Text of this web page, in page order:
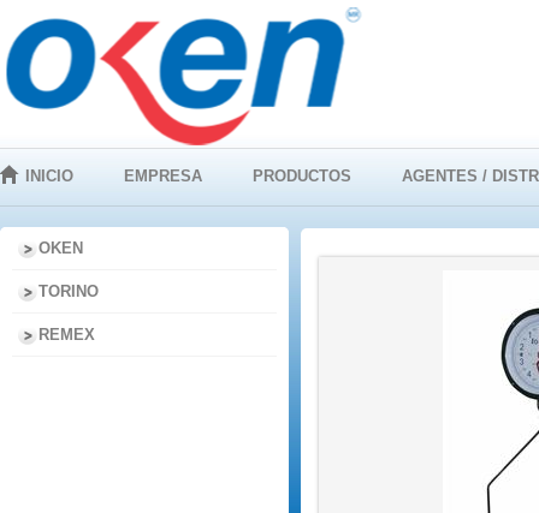
INICIO EMPRESA PRODUCTOS AGENTES /
OKEN
TORINO
REMEX